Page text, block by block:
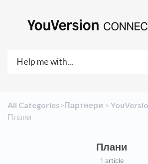
All Categories​>​​Партнери ​ > ​
Плани
Плани
1 article